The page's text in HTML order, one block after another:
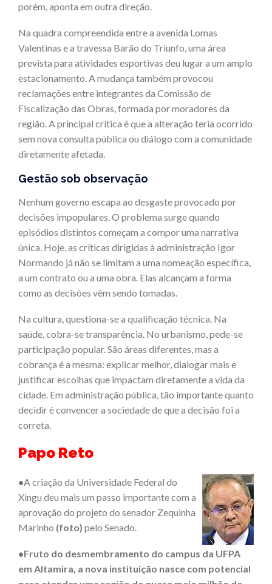
porém, aponta em outra direção.
Na quadra compreendida entre a avenida Lomas
Valentinas e a travessa Barão do Triunfo, uma área
prevista para atividades esportivas deu lugar a um amplo
estacionamento. A mudança também provocou
reclamações entre integrantes da Comissão de
Fiscalização das Obras, formada por moradores da
região. A principal crítica é que a alteração teria ocorrido
sem nova consulta pública ou diálogo com a comunidade
diretamente afetada.
Gestão sob observação
Nenhum governo escapa ao desgaste provocado por
decisões impopulares. O problema surge quando
episódios distintos começam a compor uma narrativa
única. Hoje, as críticas dirigidas à administração Igor
Normando já não se limitam a uma nomeação específica,
a um contrato ou a uma obra. Elas alcançam a forma
como as decisões vêm sendo tomadas.
Na cultura, questiona-se a qualificação técnica. Na
saúde, cobra-se transparência. No urbanismo, pede-se
participação popular. São áreas diferentes, mas a
cobrança é a mesma: explicar melhor, dialogar mais e
justificar escolhas que impactam diretamente a vida da
cidade. Em administração pública, tão importante quanto
decidir é convencer a sociedade de que a decisão foi a
correta.
Papo Reto
•A criação da Universidade Federal do
Xingu deu mais um passo importante com a
aprovação do projeto do senador Zequinha
Marinho (foto) pelo Senado.
•Fruto do desmembramento do campus da UFPA
em Altamira, a nova instituição nasce com potencial